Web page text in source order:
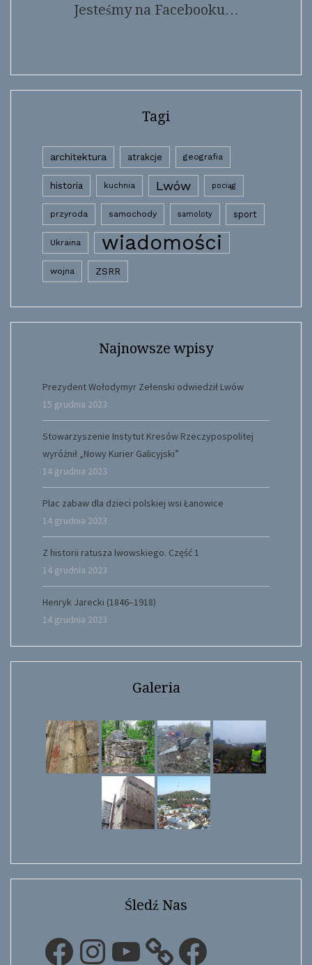
Jesteśmy na Facebooku…
Tagi
architektura atrakcje geografia
historia kuchnia Lwów pociąg
przyroda samochody samoloty sport
Ukraina wiadomości
wojna ZSRR
Najnowsze wpisy
Prezydent Wołodymyr Zełenski odwiedził Lwów
15 grudnia 2023
Stowarzyszenie Instytut Kresów Rzeczypospolitej
wyróżnił „Nowy Kurier Galicyjski”
14 grudnia 2023
Plac zabaw dla dzieci polskiej wsi Łanowice
14 grudnia 2023
Z historii ratusza lwowskiego. Część 1
14 grudnia 2023
Henryk Jarecki (1846–1918)
14 grudnia 2023
Galeria
Śledź Nas
FacebookInstagramYouTube Facebook